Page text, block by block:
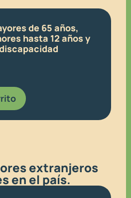
de 65 años,
hasta 12 años y
extranjeros
en el país.